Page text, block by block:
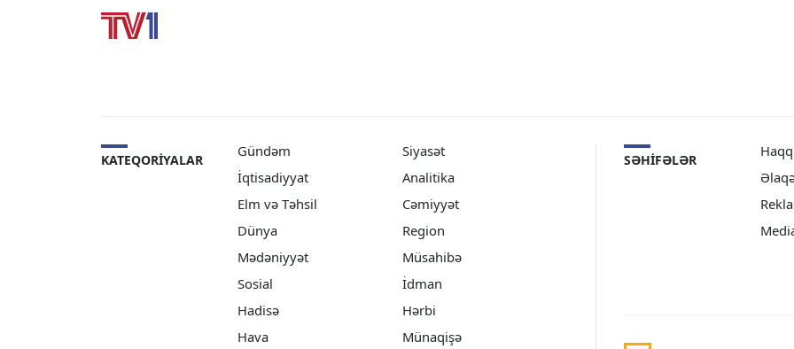
KATEQORIYALAR
Gündəm
Siyasət
İqtisadiyyat
Analitika
Elm və Təhsil
Cəmiyyət
Dünya
Region
Mədəniyyət
Müsahibə
Sosial
İdman
Hadisə
Hərbi
Hava
Münaqişə
SƏHIFƏLƏR